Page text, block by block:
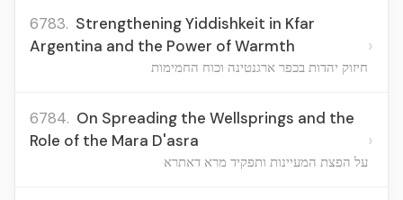
6783. Strengthening Yiddishkeit in Kfar
Argentina and the Power of Warmth
חיזוק יהדות בכפר ארגנטינה וכוח החמימות
›
6784. On Spreading the Wellsprings and the
Role of the Mara D'asra
על הפצת המעיינות ותפקיד מרא דאתרא
›